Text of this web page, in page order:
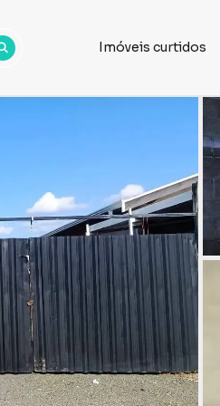
Imóveis curtidos